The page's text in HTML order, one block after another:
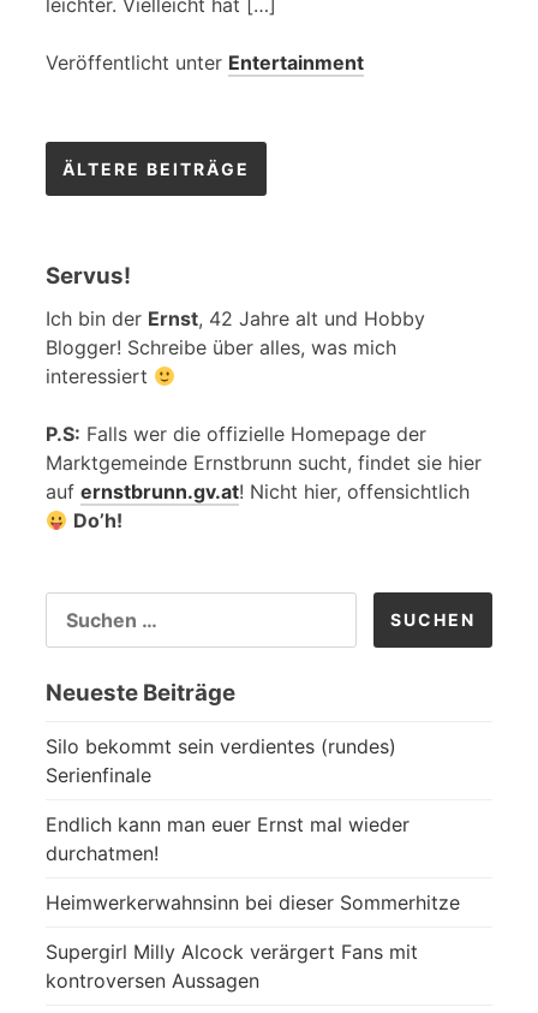
leichter. Vielleicht hat […]
Veröffentlicht unter Entertainment
Beitragsnavigation
ÄLTERE BEITRÄGE
Servus!
Ich bin der Ernst, 42 Jahre alt und Hobby
Blogger! Schreibe über alles, was mich
interessiert
P.S: Falls wer die offizielle Homepage der
Marktgemeinde Ernstbrunn sucht, findet sie hier
auf ernstbrunn.gv.at! Nicht hier, offensichtlich
Do’h!
NACH:
Neueste Beiträge
Silo bekommt sein verdientes (rundes)
Serienfinale
Endlich kann man euer Ernst mal wieder
durchatmen!
Heimwerkerwahnsinn bei dieser Sommerhitze
Supergirl Milly Alcock verärgert Fans mit
kontroversen Aussagen